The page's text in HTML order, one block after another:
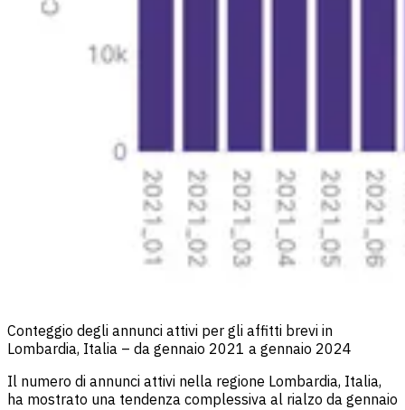
Conteggio degli annunci attivi per gli affitti brevi in
Lombardia, Italia – da gennaio 2021 a gennaio 2024
Il numero di annunci attivi nella regione Lombardia, Italia,
ha mostrato una tendenza complessiva al rialzo da gennaio